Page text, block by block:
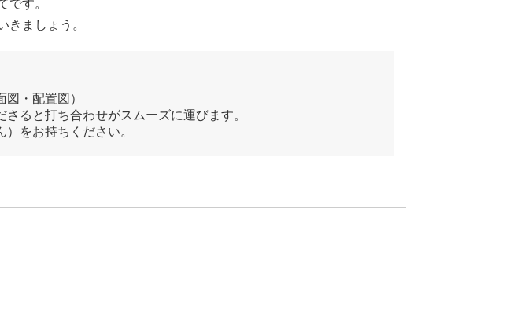
です。
きましょう。
・配置図）
ると打ち合わせがスムーズに運びます。
をお持ちください。